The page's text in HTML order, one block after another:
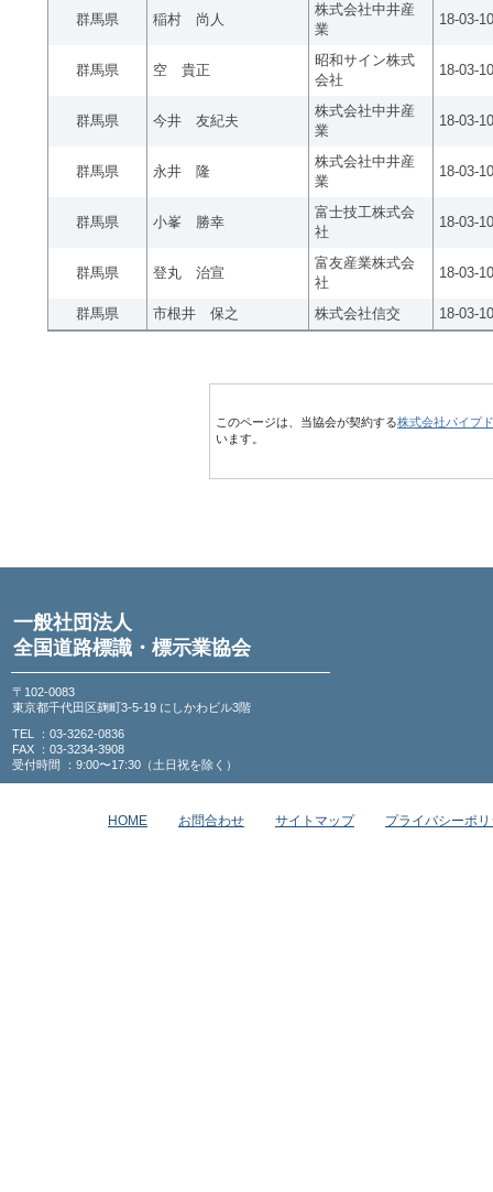
群馬県 稲村 尚人
株式会社中井産
業
18-03-
群馬県 空 貴正
昭和サイン株式
会社
18-03-
群馬県 今井 友紀夫
株式会社中井産
業
18-03-
群馬県 永井 隆
株式会社中井産
業
18-03-
群馬県 小峯 勝幸
富士技工株式会
社
18-03-
群馬県 登丸 治宣
富友産業株式会
社
18-03-
群馬県 市根井 保之 株式会社信交 18-03-
このページは、当協会が契約する株式会社パイプ
います。
一般社団法人
全国道路標識・標示業協会
〒102-0083
東京都千代田区麹町3-5-19 にしかわビル3階
TEL ：03-3262-0836
FAX ：03-3234-3908
受付時間 ：9:00〜17:30（土日祝を除く）
HOME お問合わせ サイトマップ プライバシーポ